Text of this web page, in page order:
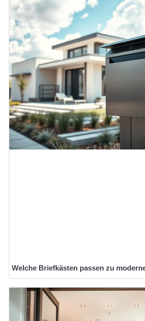
Welche Briefkästen passen zu